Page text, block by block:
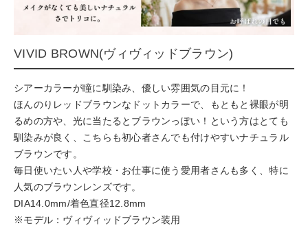
VIVID BROWN(ヴィヴィッドブラウン)
シアーカラーが瞳に馴染み、優しい雰囲気の目元に！
ほんのりレッドブラウンなドットカラーで、もともと裸眼が明
るめの方や、光に当たるとブラウンっぽい！という方はとても
馴染みが良く、こちらも初心者さんでも付けやすいナチュラル
ブラウンです。
毎日使いたい人や学校・お仕事に使う愛用者さんも多く、特に
人気のブラウンレンズです。
DIA14.0mm/着色直径12.8mm
※モデル：ヴィヴィッドブラウン装用